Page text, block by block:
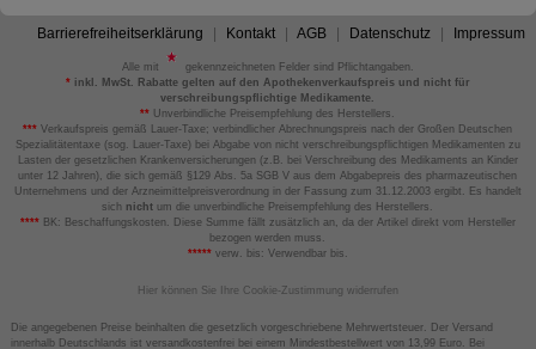
Barrierefreiheitserklärung Kontakt AGB Datenschutz Impressum
Alle mit
gekennzeichneten Felder sind Pflichtangaben.
*inkl. MwSt. Rabatte gelten auf den Apothekenverkaufspreis und nicht für
verschreibungspflichtige Medikamente.
** Unverbindliche Preisempfehlung des Herstellers.
*** Verkaufspreis gemäß Lauer-Taxe; verbindlicher Abrechnungspreis nach der Großen Deutschen
Spezialitätentaxe (sog. Lauer-Taxe) bei Abgabe von nicht verschreibungspflichtigen Medikamenten zu
Lasten der gesetzlichen Krankenversicherungen (z.B. bei Verschreibung des Medikaments an Kinder
unter 12 Jahren), die sich gemäß §129 Abs. 5a SGB V aus dem Abgabepreis des pharmazeutischen
Unternehmens und der Arzneimittelpreisverordnung in der Fassung zum 31.12.2003 ergibt. Es handelt
sich nicht um die unverbindliche Preisempfehlung des Herstellers.
****BK: Beschaffungskosten. Diese Summe fällt zusätzlich an, da der Artikel direkt vom Hersteller
bezogen werden muss.
*****verw. bis: Verwendbar bis.
Hier können Sie Ihre Cookie-Zustimmung widerrufen
Die angegebenen Preise beinhalten die gesetzlich vorgeschriebene Mehrwertsteuer. Der Versand
innerhalb Deutschlands ist versandkostenfrei bei einem Mindestbestellwert von 13,99 Euro. Bei